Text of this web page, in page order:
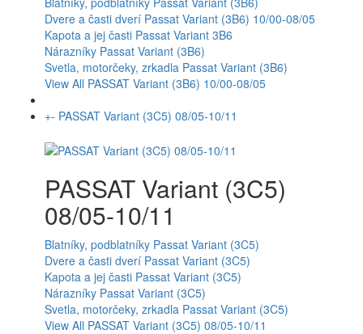
Dvere a časti dverí Passat Variant (3B6) 10/00-08/05
Kapota a jej časti Passat Variant 3B6
Nárazníky Passat Variant (3B6)
Svetla, motorčeky, zrkadla Passat Variant (3B6)
View All PASSAT Variant (3B6) 10/00-08/05
+- PASSAT Variant (3C5) 08/05-10/11
PASSAT Variant (3C5)
08/05-10/11
Blatníky, podblatníky Passat Variant (3C5)
Dvere a časti dverí Passat Variant (3C5)
Kapota a jej časti Passat Variant (3C5)
Nárazníky Passat Variant (3C5)
Svetla, motorčeky, zrkadla Passat Variant (3C5)
View All PASSAT Variant (3C5) 08/05-10/11